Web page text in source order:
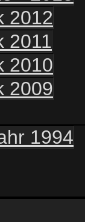
2012
2011
2010
2009
1994